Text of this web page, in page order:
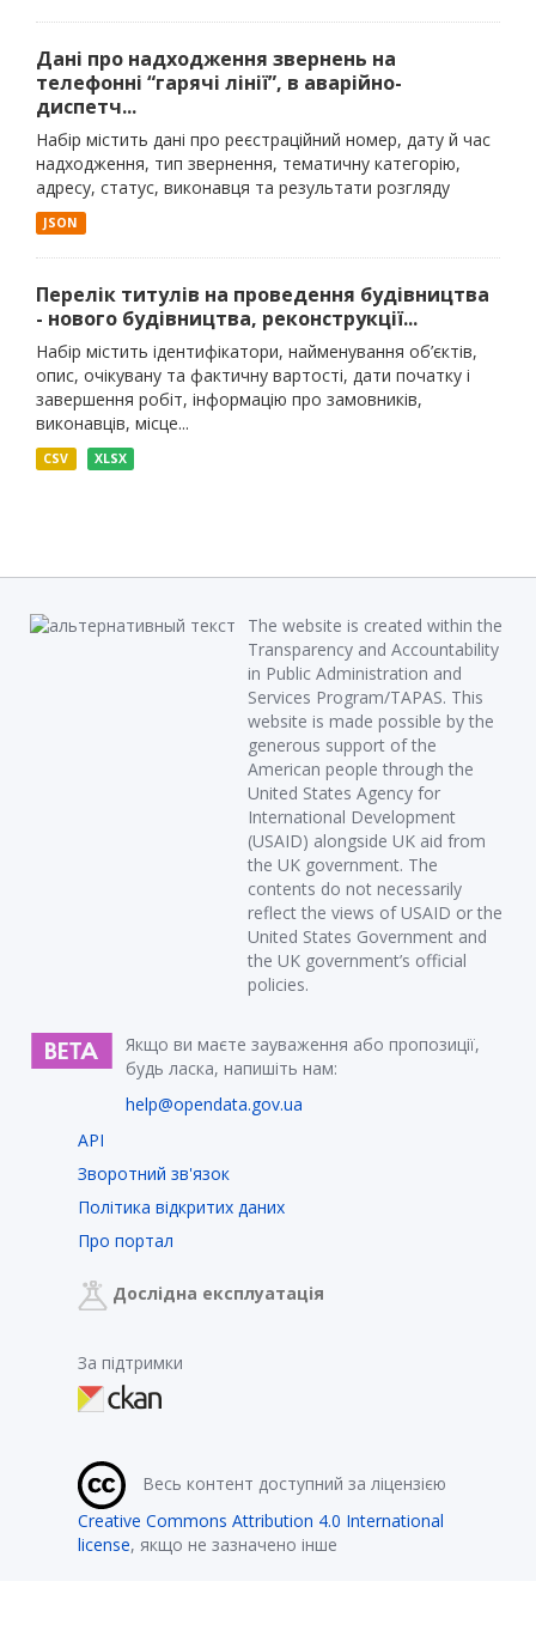
Дані про надходження звернень на
телефонні “гарячі лінії”, в аварійно-
диспетч...
Набір містить дані про реєстраційний номер, дату й час
надходження, тип звернення, тематичну категорію,
адресу, статус, виконавця та результати розгляду
JSON
Перелік титулів на проведення будівництва
- нового будівництва, реконструкції...
Набір містить ідентифікатори, найменування об’єктів,
опис, очікувану та фактичну вартості, дати початку і
завершення робіт, інформацію про замовників,
виконавців, місце...
CSV XLSX
The website is created within the
Transparency and Accountability
in Public Administration and
Services Program/TAPAS. This
website is made possible by the
generous support of the
American people through the
United States Agency for
International Development
(USAID) alongside UK aid from
the UK government. The
contents do not necessarily
reflect the views of USAID or the
United States Government and
the UK government’s official
policies.
Якщо ви маєте зауваження або пропозиції,
будь ласка, напишіть нам:
help@opendata.gov.ua
API
Зворотний зв'язок
Політика відкритих даних
Про портал
Дослідна експлуатація
За підтримки
Весь контент доступний за ліцензією
Creative Commons Attribution 4.0 International
license, якщо не зазначено інше